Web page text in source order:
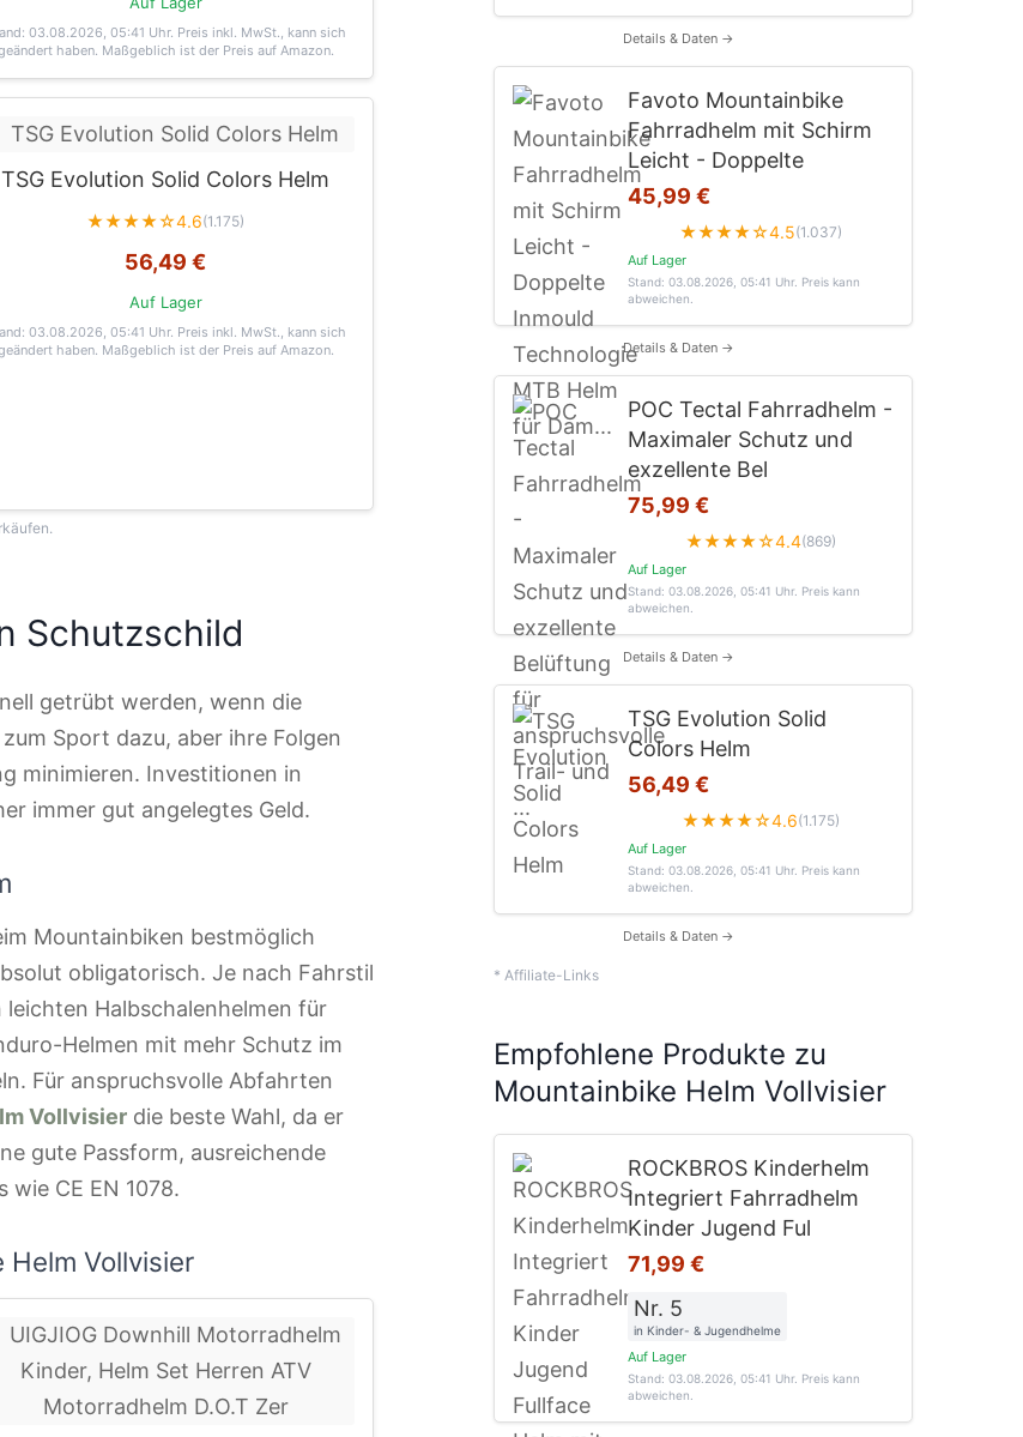
03.08.2026, 05:41 Uhr. Preis inkl. MwSt., kann sich
haben. Maßgeblich ist der Preis auf Amazon.
TSG Evolution Solid Colors Helm
★★★★☆4.6(1.175)
56,49 €
Auf Lager
03.08.2026, 05:41 Uhr. Preis inkl. MwSt., kann sich
haben. Maßgeblich ist der Preis auf Amazon.
Schutzschild
getrübt werden, wenn die
Sport dazu, aber ihre Folgen
minimieren. Investitionen in
immer gut angelegtes Geld.
Mountainbiken bestmöglich
obligatorisch. Je nach Fahrstil
leichten Halbschalenhelmen für
Helmen mit mehr Schutz im
Für anspruchsvolle Abfahrten
Vollvisier die beste Wahl, da er
gute Passform, ausreichende
CE EN 1078.
Helm Vollvisier
Details & Daten →
Favoto Mountainbike
Fahrradhelm mit Schirm
Leicht - Doppelte
45,99 €
★★★★☆4.5(1.037)
Auf Lager
Stand: 03.08.2026, 05:41 Uhr. Preis kann
abweichen.
Details & Daten →
POC Tectal Fahrradhelm -
Maximaler Schutz und
exzellente Bel
75,99 €
★★★★☆4.4(869)
Auf Lager
Stand: 03.08.2026, 05:41 Uhr. Preis kann
abweichen.
Details & Daten →
TSG Evolution Solid
Colors Helm
56,49 €
★★★★☆4.6(1.175)
Auf Lager
Stand: 03.08.2026, 05:41 Uhr. Preis kann
abweichen.
Details & Daten →
* Affiliate-Links
Empfohlene Produkte zu
Mountainbike Helm Vollvisier
ROCKBROS Kinderhelm
Integriert Fahrradhelm
Kinder Jugend Ful
71,99 €
Nr. 5
in Kinder- & Jugendhelme
Auf Lager
Stand: 03.08.2026, 05:41 Uhr. Preis kann
abweichen.